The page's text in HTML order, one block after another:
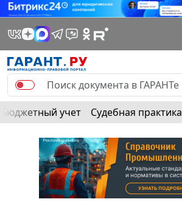
Бюджетный учет Судебная практика